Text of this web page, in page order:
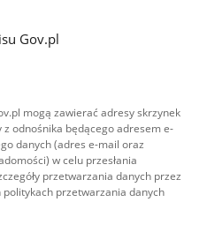
Gov.pl
mogą zawierać adresy skrzynek
odnośnika będącego adresem e-
danych (adres e-mail oraz
w celu przesłania
przetwarzania danych przez
przetwarzania danych